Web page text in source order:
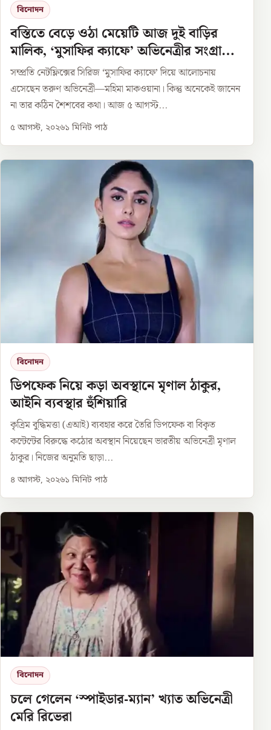
বিনোদন
বস্তিতে বেড়ে ওঠা মেয়েটি আজ দুই বাড়ির
মালিক, ‘মুসাফির ক্যাফে’ অভিনেত্রীর সংগ্রামের
গল্প
সম্প্রতি নেটফ্লিক্সের সিরিজ ‘মুসাফির ক্যাফে’ দিয়ে আলোচনায়
এসেছেন তরুণ অভিনেত্রী—মহিমা মাকওয়ানা। কিন্তু অনেকেই জানেন
না তার কঠিন শৈশবের কথা। আজ ৫ আগস্ট...
৫ আগস্ট, ২০২৬১ মিনিট পাঠ
বিনোদন
ডিপফেক নিয়ে কড়া অবস্থানে মৃণাল ঠাকুর,
আইনি ব্যবস্থার হুঁশিয়ারি
কৃত্রিম বুদ্ধিমত্তা (এআই) ব্যবহার করে তৈরি ডিপফেক বা বিকৃত
কন্টেন্টের বিরুদ্ধে কঠোর অবস্থান নিয়েছেন ভারতীয় অভিনেত্রী মৃণাল
ঠাকুর। নিজের অনুমতি ছাড়া...
৪ আগস্ট, ২০২৬১ মিনিট পাঠ
বিনোদন
চলে গেলেন ‘স্পাইডার-ম্যান’ খ্যাত অভিনেত্রী
মেরি রিভেরা